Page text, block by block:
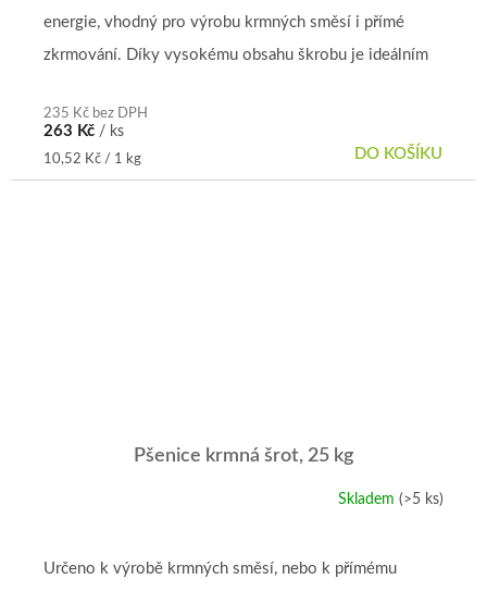
z
5
235 Kč bez DPH
263 Kč / ks
Měrná
cena:
10,52 Kč / 1 kg DO KOŠÍKU
energie, vhodný pro výrobu krmných směsí i přímé
zkrmování. Díky vysokému obsahu škrobu je ideálním
Pšenice krmná šrot, 25 kg
Skladem (>5 ks)
Určeno k výrobě krmných směsí, nebo k přímému